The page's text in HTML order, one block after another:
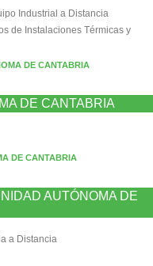
Industrial a Distancia
de Instalaciones Térmicas y
DE CANTABRIA
DE CANTABRIA
DE CANTABRIA
AUTÓNOMA DE
a Distancia